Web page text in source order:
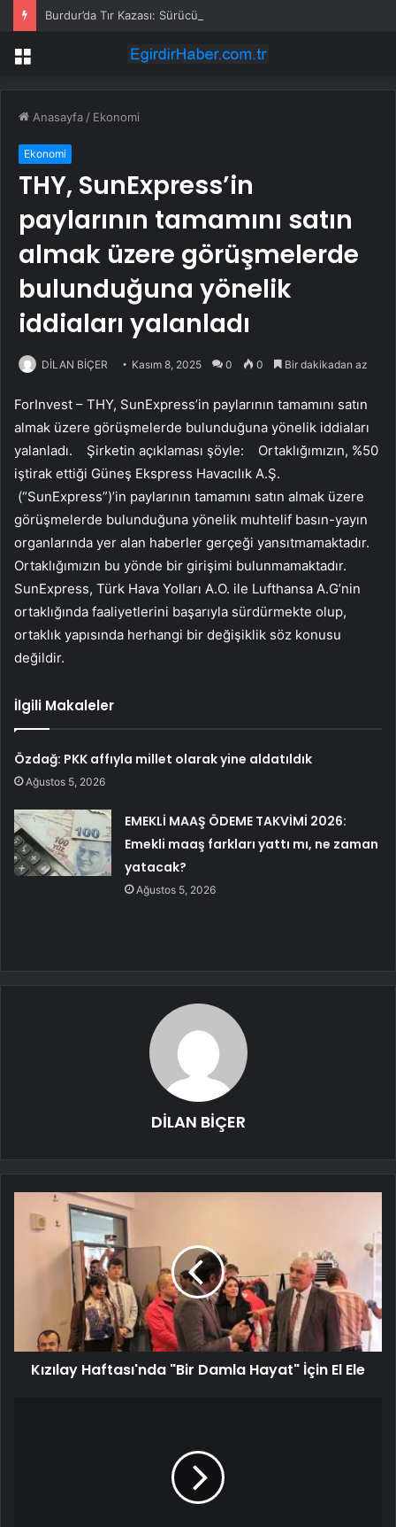
Burdur’da Tır Kazası: Sürücü Yaralandı
Menü
Anasayfa / Ekonomi
Ekonomi
THY, SunExpress’in
paylarının tamamını satın
almak üzere görüşmelerde
bulunduğuna yönelik
iddiaları yalanladı
DİLAN BİÇER Kasım 8, 2025 0 0 Bir dakikadan az
ForInvest – THY, SunExpress’in paylarının tamamını satın
almak üzere görüşmelerde bulunduğuna yönelik iddiaları
yalanladı. Şirketin açıklaması şöyle: Ortaklığımızın, %50
iştirak ettiği Güneş Ekspress Havacılık A.Ş.
(“SunExpress”)’in paylarının tamamını satın almak üzere
görüşmelerde bulunduğuna yönelik muhtelif basın-yayın
organlarında yer alan haberler gerçeği yansıtmamaktadır.
Ortaklığımızın bu yönde bir girişimi bulunmamaktadır.
SunExpress, Türk Hava Yolları A.O. ile Lufthansa A.G’nin
ortaklığında faaliyetlerini başarıyla sürdürmekte olup,
ortaklık yapısında herhangi bir değişiklik söz konusu
değildir.
İlgili Makaleler
Özdağ: PKK affıyla millet olarak yine aldatıldık
Ağustos 5, 2026
EMEKLİ MAAŞ ÖDEME TAKVİMİ 2026:
Emekli maaş farkları yattı mı, ne zaman
yatacak?
Ağustos 5, 2026
DİLAN BİÇER
Kızılay Haftası'nda "Bir Damla Hayat" İçin El Ele